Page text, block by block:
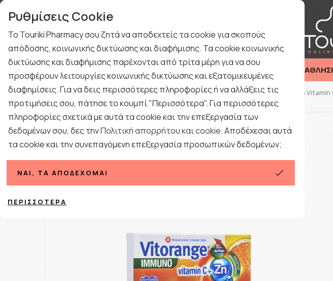
ΔΩΡΑ ΓΙΑ ΑΝΔΡΕΣ
ΠΡΟΤΑΣΕΙΣ ΔΩΡΩΝ
BLOG
ΕΠΟΧΙΑΚΑ ΦΑΡΜΑΚΕΙΟ ΓΥΝΑΙΚΑ ΑΝΔΡΑΣ ΜΗΤΕΡΑ & ΠΑΙΔΙ
Αρχική / Εταιρίες / UNI-PHARMA / UNI-PHARMA - Vitorange Immuno
Ρυθμίσεις Cookie
Το Touriki Pharmacy σου ζητά να αποδεχτείς τα cookie για σκοπούς
απόδοσης, κοινωνικής δικτύωσης και διαφήμισης. Τα cookie κοινωνικής
δικτύωσης και διαφήμισης παρέχονται από τρίτα μέρη για να σου
προσφέρουν λειτουργίες κοινωνικής δικτύωσης και εξατομικευμένες
διαφημίσεις. Για να δεις περισσότερες πληροφορίες ή να αλλάξεις τις
προτιμήσεις σου, πάτησε το κουμπί "Περισσότερα". Για περισσότερες
πληροφορίες σχετικά με αυτά τα cookie και την επεξεργασία των
δεδομένων σου, δες τηνΠολιτική απορρήτου και cookie. Αποδέχεσαι αυτά
τα cookie και την συνεπαγόμενη επεξεργασία προσωπικών δεδομένων;
ΝΑΙ, ΤΑ ΑΠΟΔΈΧΟΜΑΙ
ΠΕΡΙΣΣΌΤΕΡΑ